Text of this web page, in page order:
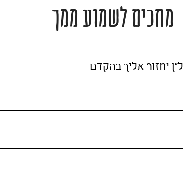
מחכים לשמוע ממך
יחזור אליך בהקדם